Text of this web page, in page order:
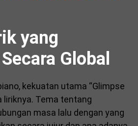
yang
Global
kekuatan utama “Glimpse
liriknya. Tema tentang
masa lalu dengan yang